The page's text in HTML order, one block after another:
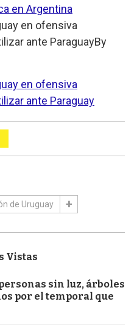
en Argentina
en ofensiva
ante ParaguayBy
en ofensiva
ante Paraguay
de Uruguay
Vistas
sin luz, árboles
por el temporal que